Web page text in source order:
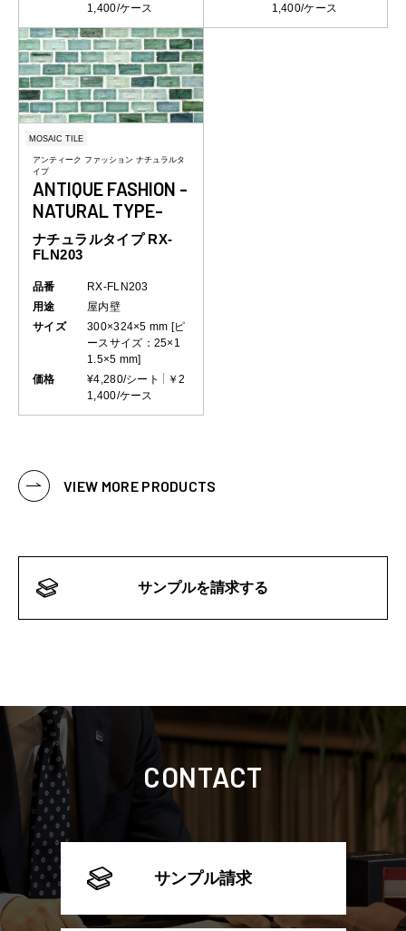
1,400/ケース
1,400/ケース
MOSAIC TILE
アンティーク ファッション ナチュラルタ
イプ
ANTIQUE FASHION -
NATURAL TYPE-
ナチュラルタイプ RX-
FLN203
品番
RX-FLN203
用途
屋内壁
サイズ
300×324×5 mm [ピ
ースサイズ：25×1
1.5×5 mm]
価格
¥4,280/シート
￥2
1,400/ケース
VIEW MORE PRODUCTS
サンプルを請求する
CONTACT
サンプル請求